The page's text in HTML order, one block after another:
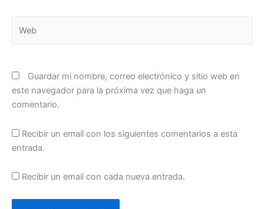
Guardar mi nombre, correo electrónico y sitio web en
este navegador para la próxima vez que haga un
comentario.
Recibir un email con los siguientes comentarios a esta
entrada.
Recibir un email con cada nueva entrada.